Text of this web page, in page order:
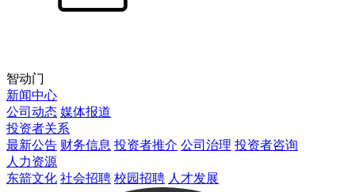
智动门
新闻中心
公司动态 媒体报道
投资者关系
最新公告 财务信息 投资者推介 公司治理 投资者咨询
人力资源
东箭文化 社会招聘 校园招聘 人才发展